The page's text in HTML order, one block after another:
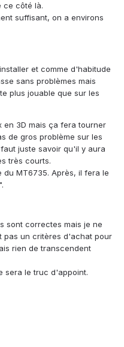
ce côté là.
suffisant, on a environs
et comme d'habitude
sans problèmes mais
plus jouable que sur les
en 3D mais ça fera tourner
de gros problème sur les
juste savoir qu'il y aura
très courts.
MT6735. Après, il fera le
sont correctes mais je ne
pas un critères d'achat pour
rien de transcendent
sera le truc d'appoint.